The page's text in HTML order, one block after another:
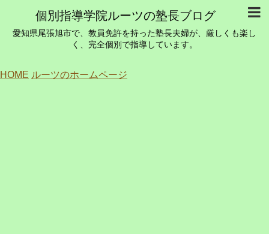
個別指導学院ルーツの塾長ブログ
愛知県尾張旭市で、教員免許を持った塾長夫婦が、厳しくも楽し
く、完全個別で指導しています。
HOME ルーツのホームページ